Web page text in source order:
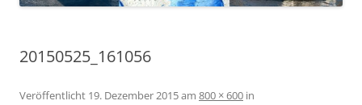
20150525_161056
Veröffentlicht 19. Dezember 2015am 800 × 600 in